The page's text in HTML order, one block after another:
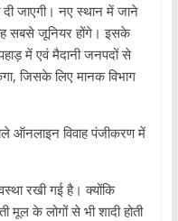
जाएगी। नए स्थान में जाने
सबसे जूनियर होंगे। इसके
में एवं मैदानी जनपदों से
जिसके लिए मानक विभाग
ऑनलाइन विवाह पंजीकरण में
रखी गई है। क्योंकि
मूल के लोगों से भी शादी होती